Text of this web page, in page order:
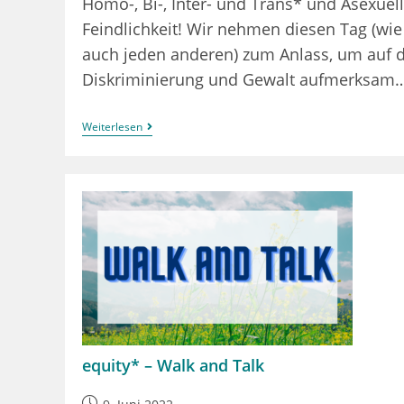
Feindlichkeit! Wir nehmen diesen Tag (wie
auch jeden anderen) zum Anlass, um auf
Diskriminierung und Gewalt
WeiterlesenIDAHOBITA*
equity* – Walk and Talk